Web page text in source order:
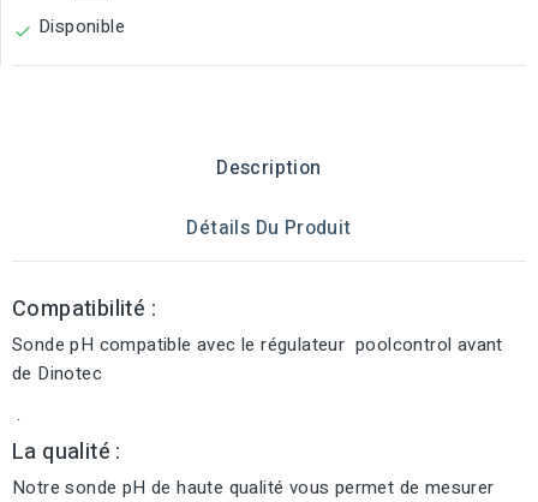
 Disponible
Description
Détails Du Produit
Compatibilité :
Sonde pH compatible avec le régulateur poolcontrol avant
de Dinotec
.
La qualité :
Notre sonde pH de haute qualité vous permet de mesurer